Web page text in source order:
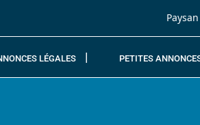
LÉGALES PETITES